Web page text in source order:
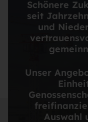
Schönere
seit
und
Unser
Auswahl